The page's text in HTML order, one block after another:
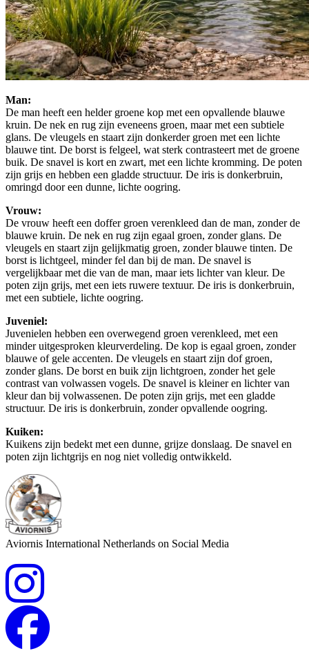
Man:
De man heeft een helder groene kop met een opvallende blauwe
kruin. De nek en rug zijn eveneens groen, maar met een subtiele
glans. De vleugels en staart zijn donkerder groen met een lichte
blauwe tint. De borst is felgeel, wat sterk contrasteert met de groene
buik. De snavel is kort en zwart, met een lichte kromming. De poten
zijn grijs en hebben een gladde structuur. De iris is donkerbruin,
omringd door een dunne, lichte oogring.
Vrouw:
De vrouw heeft een doffer groen verenkleed dan de man, zonder de
blauwe kruin. De nek en rug zijn egaal groen, zonder glans. De
vleugels en staart zijn gelijkmatig groen, zonder blauwe tinten. De
borst is lichtgeel, minder fel dan bij de man. De snavel is
vergelijkbaar met die van de man, maar iets lichter van kleur. De
poten zijn grijs, met een iets ruwere textuur. De iris is donkerbruin,
met een subtiele, lichte oogring.
Juveniel:
Juvenielen hebben een overwegend groen verenkleed, met een
minder uitgesproken kleurverdeling. De kop is egaal groen, zonder
blauwe of gele accenten. De vleugels en staart zijn dof groen,
zonder glans. De borst en buik zijn lichtgroen, zonder het gele
contrast van volwassen vogels. De snavel is kleiner en lichter van
kleur dan bij volwassenen. De poten zijn grijs, met een gladde
structuur. De iris is donkerbruin, zonder opvallende oogring.
Kuiken:
Kuikens zijn bedekt met een dunne, grijze donslaag. De snavel en
poten zijn lichtgrijs en nog niet volledig ontwikkeld.
Aviornis International Netherlands on Social Media